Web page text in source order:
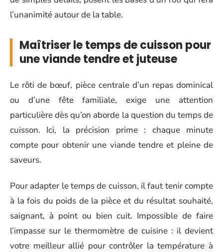
l’unanimité autour de la table.
Maîtriser le temps de cuisson pour
une viande tendre et juteuse
Le rôti de bœuf, pièce centrale d’un repas dominical
ou d’une fête familiale, exige une attention
particulière dès qu’on aborde la question du temps de
cuisson. Ici, la précision prime : chaque minute
compte pour obtenir une viande tendre et pleine de
saveurs.
Pour adapter le temps de cuisson, il faut tenir compte
à la fois du poids de la pièce et du résultat souhaité,
saignant, à point ou bien cuit. Impossible de faire
l’impasse sur le thermomètre de cuisine : il devient
votre meilleur allié pour contrôler la température à